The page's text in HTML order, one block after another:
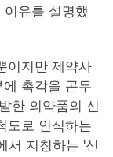
이유를 설명했
이지만 제약사
촉각을 곤두
한 의약품의 신
도로 인식하는
서 지칭하는 '신